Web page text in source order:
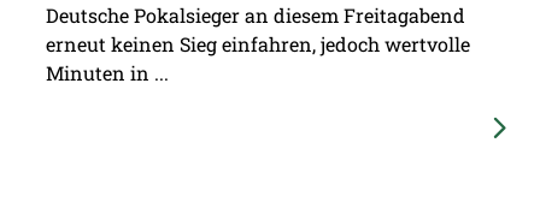
Deutsche Pokalsieger an diesem Freitagabend
erneut keinen Sieg einfahren, jedoch wertvolle
Minuten in ...